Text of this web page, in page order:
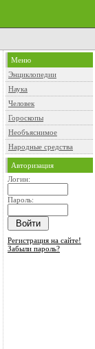
Меню
Энциклопедии
Наука
Человек
Гороскопы
Необъяснимое
Народные средства
Авторизация
Логин:
Пароль:
Регистрация на сайте!
Забыли пароль?